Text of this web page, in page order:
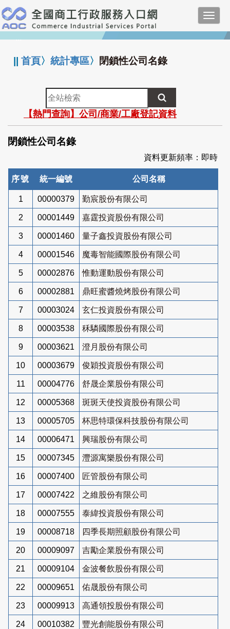
跳
到
主
要
:::
||首頁〉統計專區〉 閉鎖性公司名錄
全
站
檢
索
【熱門查詢】公司/商業/工廠登記資料
閉鎖性公司名錄
資料更新頻率：即時
序號 統一編號 公司名稱
1 00000379 勤宸股份有限公司
2 00001449 嘉霆投資股份有限公司
3 00001460 量子鑫投資股份有限公司
4 00001546 魔毒智能國際股份有限公司
5 00002876 惟動運動股份有限公司
6 00002881 鼎旺蜜醬燒烤股份有限公司
7 00003024 玄仁投資股份有限公司
8 00003538 秝驎國際股份有限公司
9 00003621 澄月股份有限公司
10 00003679 俊穎投資股份有限公司
11 00004776 舒晟企業股份有限公司
12 00005368 斑斑天使投資股份有限公司
13 00005705 杯思特環保科技股份有限公司
14 00006471 興瑞股份有限公司
15 00007345 灃源寓樂股份有限公司
16 00007400 匠管股份有限公司
17 00007422 之維股份有限公司
18 00007555 泰緯投資股份有限公司
19 00008718 四季長期照顧股份有限公司
20 00009097 吉勵企業股份有限公司
21 00009104 金波餐飲股份有限公司
22 00009651 佑晟股份有限公司
23 00009913 高通領投股份有限公司
24 00010382 豐光創能股份有限公司